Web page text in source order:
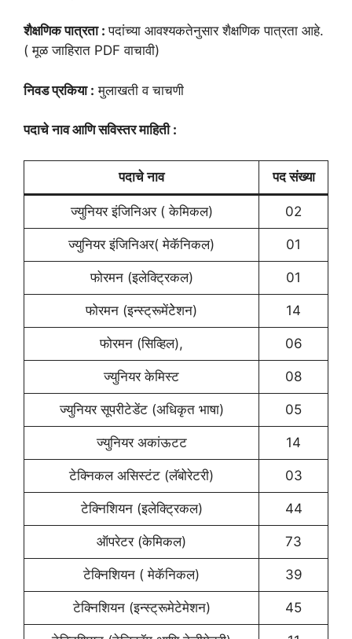
शैक्षणिक पात्रता :पदांच्या आवश्यकतेनुसार शैक्षणिक पात्रता आहे.
( मूळ जाहिरात PDF वाचावी)
निवड प्रकिया : मुलाखती व चाचणी
पदाचे नाव आणि सविस्तर माहिती :
पदाचे नाव पद संख्या
ज्युनियर इंजिनिअर ( केमिकल) 02
ज्युनियर इंजिनिअर( मेकॅनिकल) 01
फोरमन (इलेक्ट्रिकल) 01
फोरमन (इन्स्ट्रूमेंटेेशन) 14
फोरमन (सिव्हिल), 06
ज्युनियर केमिस्ट 08
ज्युनियर सूपरीटेडेंट (अधिकृत भाषा) 05
ज्युनियर अकांऊटट 14
टेक्निकल असिस्टंट (लॅबोरेटरी) 03
टेक्निशियन (इलेक्ट्रिकल) 44
ऑपरेटर (केमिकल) 73
टेक्निशियन ( मेकॅनिकल) 39
टेक्निशियन (इन्स्ट्रूमेटेमेशन) 45